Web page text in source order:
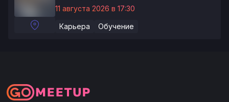
11 августа 2026 в 17:30
Карьера Обучение